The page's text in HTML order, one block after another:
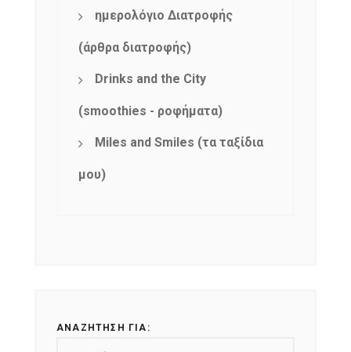
ημερολόγιο Διατροφής
(άρθρα διατροφής)
Drinks and the City
(smoothies - ροφήματα)
Miles and Smiles (τα ταξίδια
μου)
ΑΝΑΖΉΤΗΣΗ ΓΙΑ: